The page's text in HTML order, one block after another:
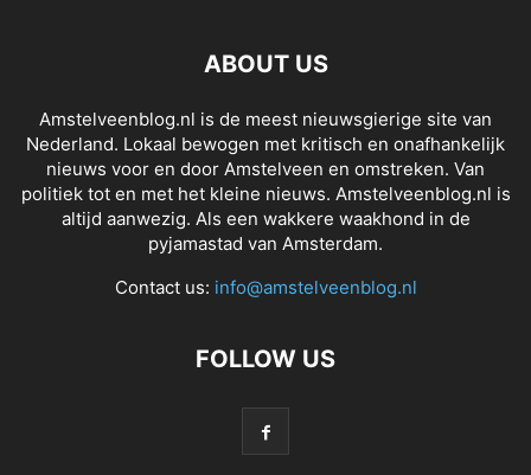
ABOUT US
Amstelveenblog.nl is de meest nieuwsgierige site van
Nederland. Lokaal bewogen met kritisch en onafhankelijk
nieuws voor en door Amstelveen en omstreken. Van
politiek tot en met het kleine nieuws. Amstelveenblog.nl is
altijd aanwezig. Als een wakkere waakhond in de
pyjamastad van Amsterdam.
Contact us: info@amstelveenblog.nl
FOLLOW US